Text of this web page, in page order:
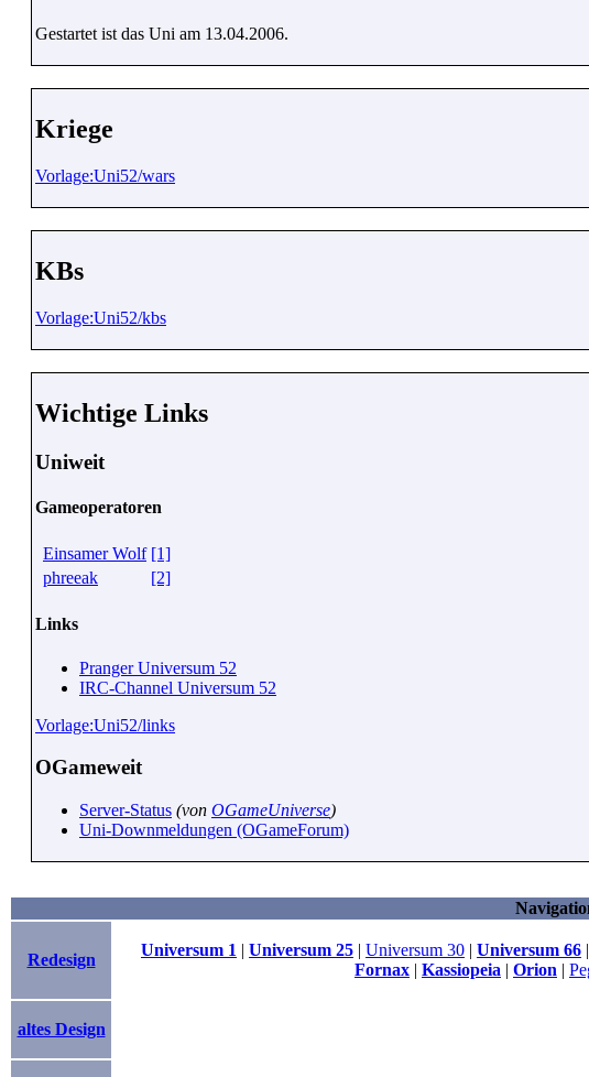
Gestartet ist das Uni am 13.04.2006.
Kriege
Vorlage:Uni52/wars
KBs
Vorlage:Uni52/kbs
Wichtige Links
Uniweit
Gameoperatoren
Einsamer Wolf [1]
phreeak
[2]
Links
Pranger Universum 52
IRC-Channel Universum 52
Vorlage:Uni52/links
OGameweit
Server-Status (von OGameUniverse)
Uni-Downmeldungen (OGameForum)
Redesign
Universum 1 | Universum 25 | Universum 30 | Universum 66 |
Fornax | Kassiopeia | Orion |
altes Design